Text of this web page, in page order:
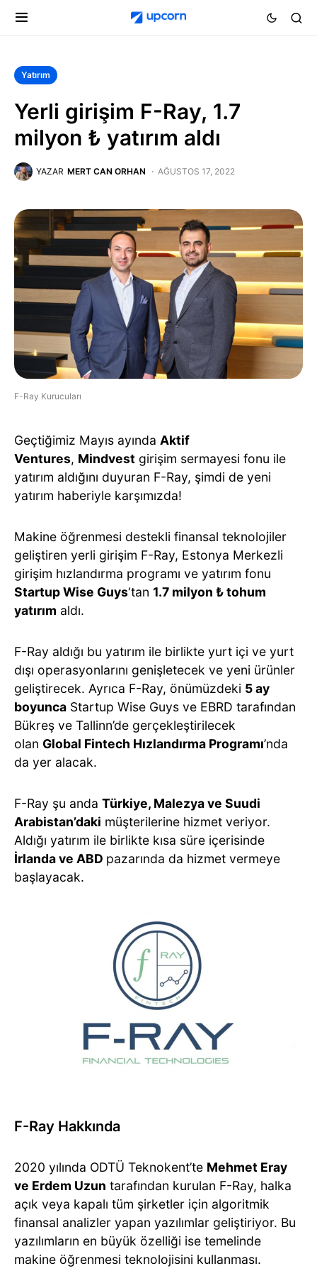
Yatırım
Yerli girişim F-Ray, 1.7
milyon ₺ yatırım aldı
YAZAR MERT CAN ORHAN AĞUSTOS 17, 2022
F-Ray Kurucuları
Geçtiğimiz Mayıs ayında Aktif
Ventures, Mindvest girişim sermayesi fonu ile
yatırım aldığını duyuran F-Ray, şimdi de yeni
yatırım haberiyle karşımızda!
Makine öğrenmesi destekli finansal teknolojiler
geliştiren yerli girişim F-Ray, Estonya Merkezli
girişim hızlandırma programı ve yatırım fonu
Startup Wise Guys‘tan 1.7 milyon ₺ tohum
yatırım aldı.
F-Ray aldığı bu yatırım ile birlikte yurt içi ve yurt
dışı operasyonlarını genişletecek ve yeni ürünler
geliştirecek. Ayrıca F-Ray, önümüzdeki 5 ay
boyunca Startup Wise Guys ve EBRD tarafından
Bükreş ve Tallinn’de gerçekleştirilecek
olan Global Fintech Hızlandırma Programı’nda
da yer alacak.
F-Ray şu anda Türkiye, Malezya ve Suudi
Arabistan’daki müşterilerine hizmet veriyor.
Aldığı yatırım ile birlikte kısa süre içerisinde
İrlanda ve ABD pazarında da hizmet vermeye
başlayacak.
F-Ray Hakkında
2020 yılında ODTÜ Teknokent’te Mehmet Eray
ve Erdem Uzun tarafından kurulan F-Ray, halka
açık veya kapalı tüm şirketler için algoritmik
finansal analizler yapan yazılımlar geliştiriyor. Bu
yazılımların en büyük özelliği ise temelinde
makine öğrenmesi teknolojisini kullanması.